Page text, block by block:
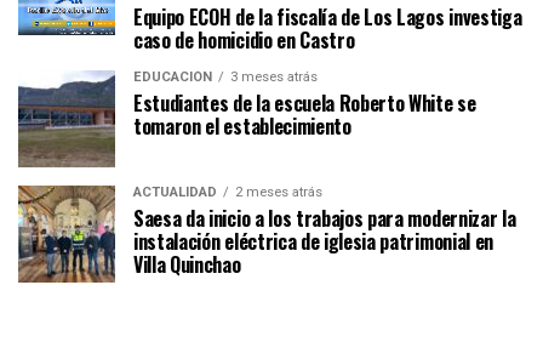
Equipo ECOH de la fiscalía de Los Lagos investiga
caso de homicidio en Castro
EDUCACIÓN 3 meses atrás
Estudiantes de la escuela Roberto White se
tomaron el establecimiento
ACTUALIDAD 2 meses atrás
Saesa da inicio a los trabajos para modernizar la
instalación eléctrica de iglesia patrimonial en
Villa Quinchao